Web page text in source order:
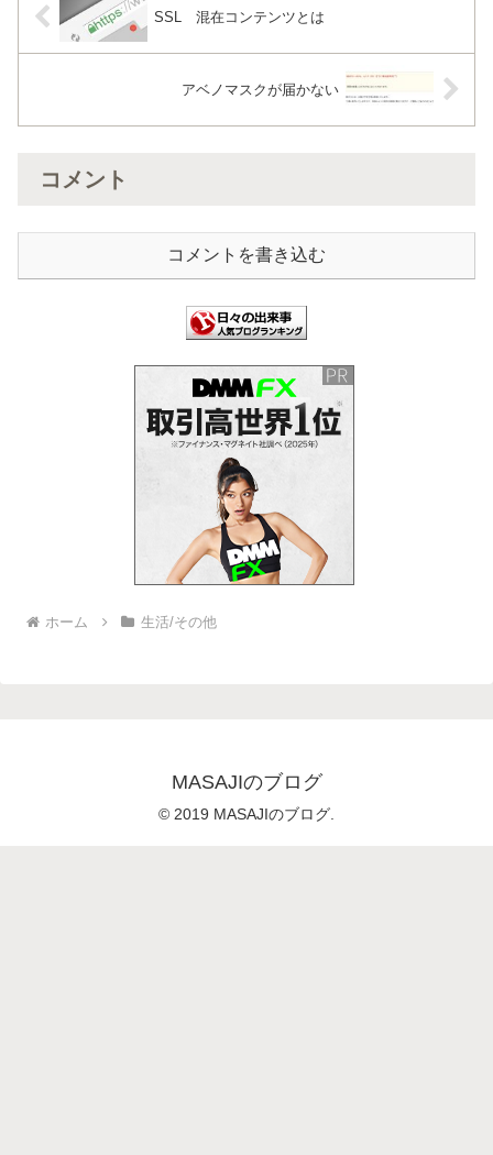
SSL 混在コンテンツとは
アベノマスクが届かない
コメント
コメントを書き込む
ホーム 生活/その他
MASAJIのブログ
© 2019 MASAJIのブログ.